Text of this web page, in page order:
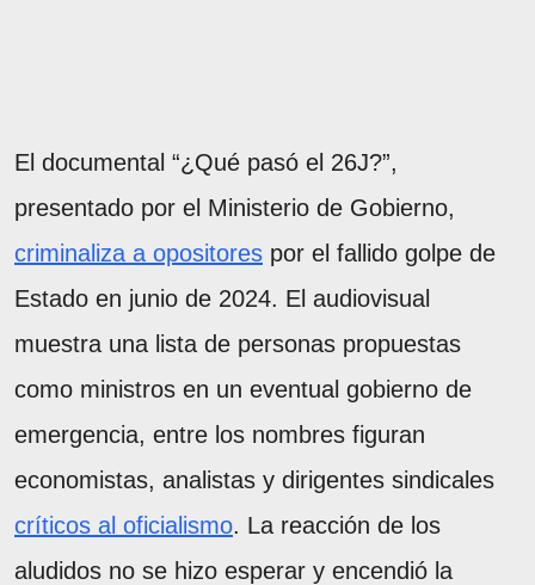
El documental “¿Qué pasó el 26J?”,
presentado por el Ministerio de Gobierno,
criminaliza a opositores por el fallido golpe de
Estado en junio de 2024. El audiovisual
muestra una lista de personas propuestas
como ministros en un eventual gobierno de
emergencia, entre los nombres figuran
economistas, analistas y dirigentes sindicales
críticos al oficialismo. La reacción de los
aludidos no se hizo esperar y encendió la